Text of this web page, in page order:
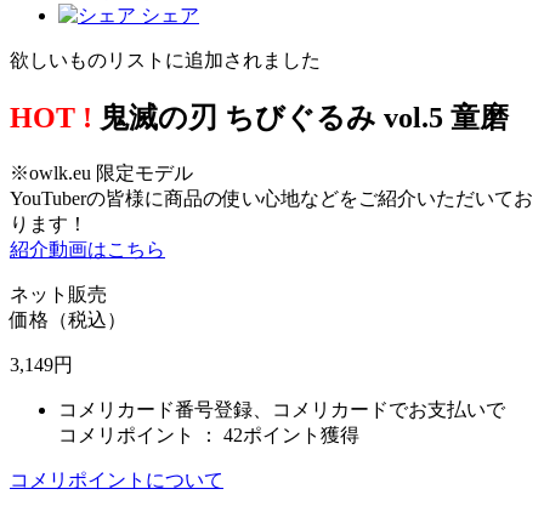
シェア
欲しいものリストに追加されました
HOT ! 鬼滅の刃 ちびぐるみ vol.5 童磨
※owlk.eu 限定モデル
YouTuberの皆様に商品の使い心地などをご紹介いただいてお
ります！
紹介動画はこちら
ネット販売
価格（税込）
3,149円
コメリカード番号登録、コメリカードでお支払いで
コメリポイント ： 42ポイント獲得
コメリポイントについて